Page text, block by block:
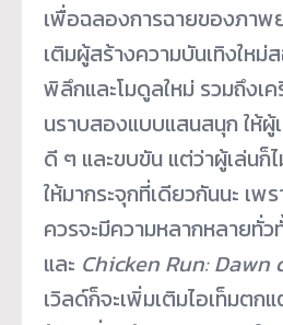
เพื่อฉลองการฉายของภาพ
เติมผู้สร้างความบันเทิงให
พิลึกและโมดูลใหม่ รวมถึงเ
นราบสองแบบแสนสนุก ให้ผู้
ดี ๆ และขบขัน แต่ว่าผู้เล่นก็
ให้มากระจุกที่เดียวกันนะ เพ
ควรจะมีความหลากหลายทั่ว
และ Chicken Run:
เวิลด์ก็จะเพิ่มเติมไอเท็มตกแ